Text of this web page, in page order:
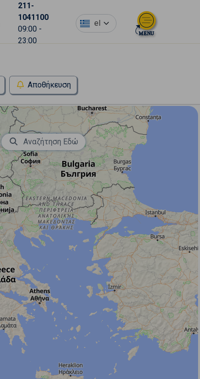
211-
1041100
09:00 -
23:00
el
Αποθήκευση
Αναζήτηση Εδώ